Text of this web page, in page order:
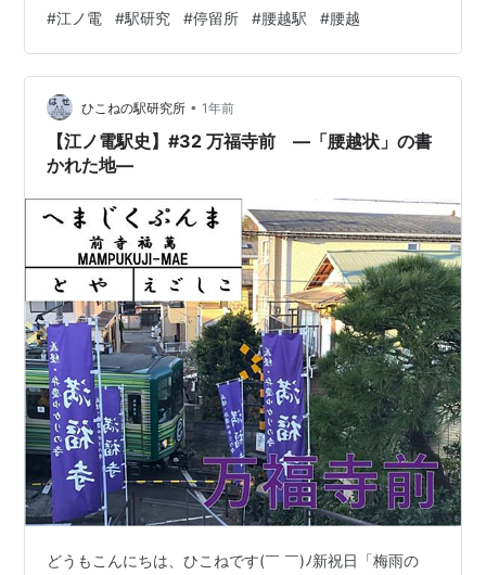
#江ノ電 #駅研究 #停留所 #腰越駅 #腰越
ひこねの駅研究所 • 1年前
【江ノ電駅史】#32 万福寺前 —「腰越状」の書
かれた地—
どうもこんにちは、ひこねです(￣ ￣)ﾉ新祝日「梅雨の